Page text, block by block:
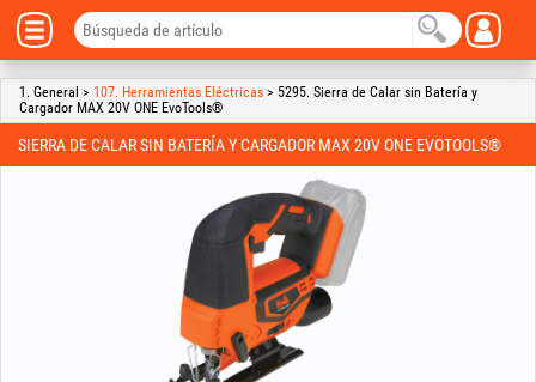
1. General > 107. Herramientas Eléctricas > 5295. Sierra de Calar sin Batería y
Cargador MAX 20V ONE EvoTools®
SIERRA DE CALAR SIN BATERÍA Y CARGADOR MAX 20V ONE EVOTOOLS®